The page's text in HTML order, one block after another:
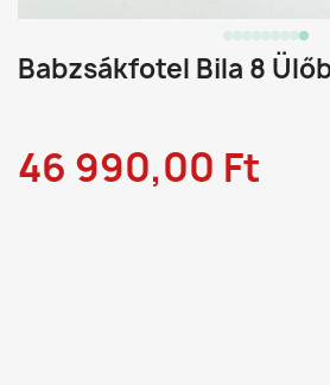
Babzsákfotel Bila 8
46 990,00 Ft